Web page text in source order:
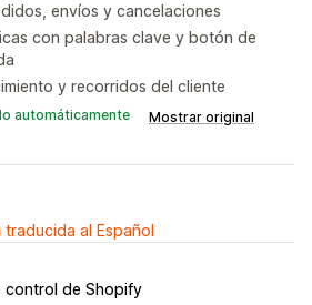
envíos y cancelaciones
con palabras clave y botón de
y recorridos del cliente
automáticamente Mostrar original
al Español
control de Shopify